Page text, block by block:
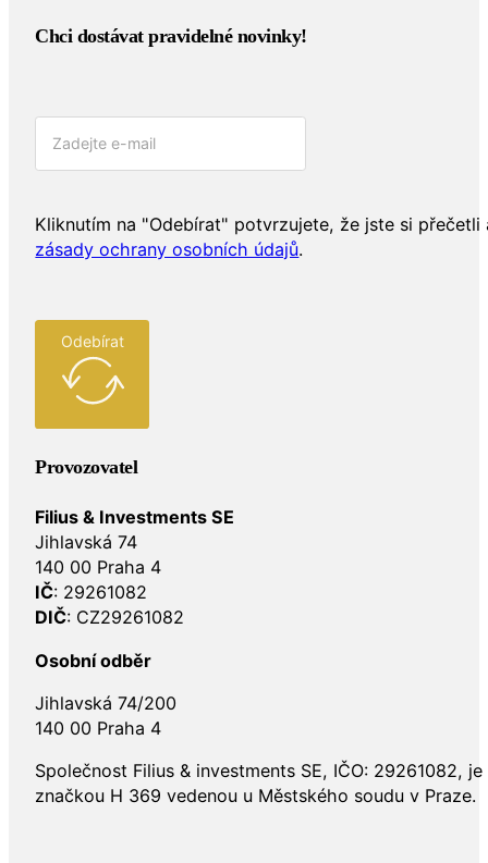
Chci dostávat pravidelné novinky!​
Kliknutím na "Odebírat" potvrzujete, že jste si přečetli
zásady ochrany osobních údajů.
Odebírat
Provozovatel
Filius & Investments SE
Jihlavská 74
140 00 Praha 4
IČ: 29261082
DIČ: CZ29261082
Osobní odběr
Jihlavská 74/200
140 00 Praha 4
Společnost Filius & investments SE, IČO: 29261082,
značkou H 369 vedenou u Městského soudu v Praze.